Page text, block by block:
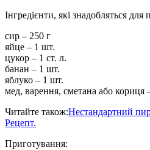
Інгредієнти, які знадобляться для
сир – 250 г
яйце – 1 шт.
цукор – 1 ст. л.
банан – 1 шт.
яблуко – 1 шт.
мед, варення, сметана або кориця
Читайте також:Нестандартний
Рецепт.
Приготування: